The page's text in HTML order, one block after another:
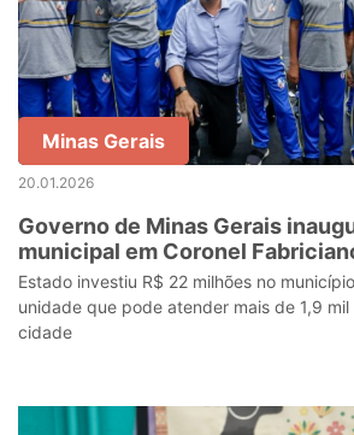
Minas Gerais
20.01.2026
Governo de Minas Gerais
municipal em Coronel
do Mãos Dadas
Estado investiu R$ 22 milhões no
unidade que pode atender mais de 1,9
cidade